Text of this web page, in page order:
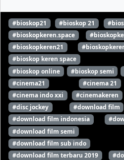
#bioskop21 #bioskop 21
#bioskopkeren.space
#bioskopkeren21
#bioskop keren space
#bioskop online
#bioskop semi
#cinema21
#cinema 21
#cinema indo xxi
#cinemakeren
#disc jockey
#download film
#download film indonesia
#download film semi
#download film sub indo
#download film terbaru 2019